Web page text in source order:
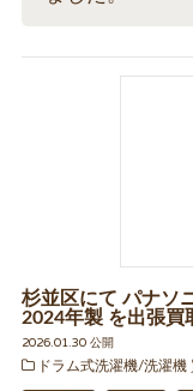
杉並区にて パナソ
2024年製 を出張買
2026.01.30 公開
ドラム式洗濯機/洗濯機